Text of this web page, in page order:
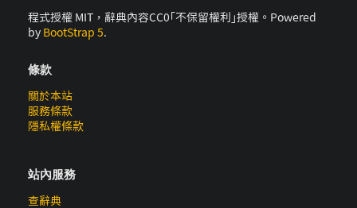
程式授權 MIT，辭典內容CC0｢不保留權利｣授權。Powered
by BootStrap 5.
條款
關於本站
服務條款
隱私權條款
站內服務
查辭典